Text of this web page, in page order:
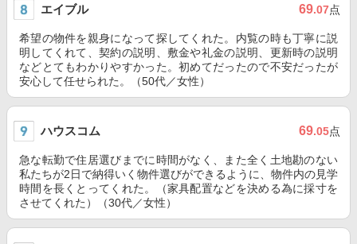
エイブル 69.07点
希望の物件を親身になって探してくれた。内覧の時も丁寧に説
明してくれて、契約の説明、敷金や礼金の説明、更新時の説明
などとてもわかりやすかった。初めてだったので不安だったが
安心して任せられた。（50代／女性）
ハウスコム 69.05点
急な転勤で住居選びまでに時間がなく、また全く土地勘のない
私たちが2日で納得いく物件選びができるように、物件内の見学
時間を長くとってくれた。（家具配置などを決める為に採寸を
させてくれた）（30代／女性）